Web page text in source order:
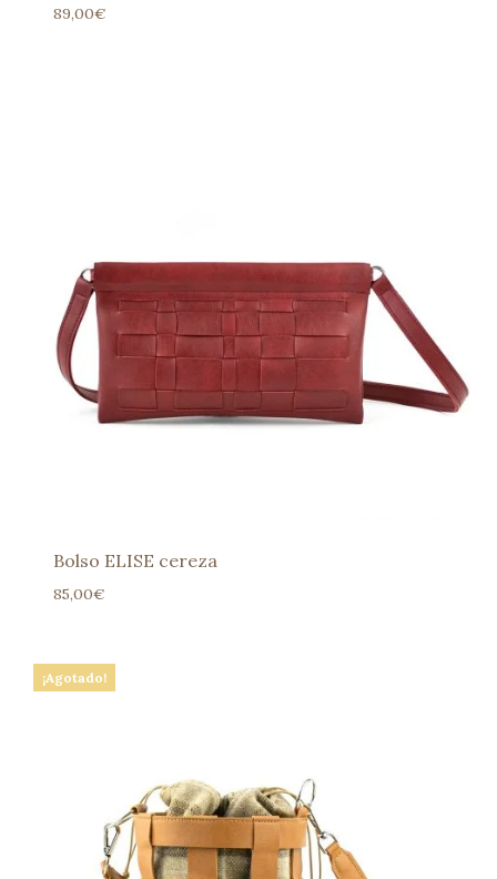
89,00€
Bolso ELISE cereza
85,00€
¡Agotado!